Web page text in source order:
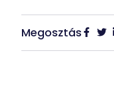
Megosztás